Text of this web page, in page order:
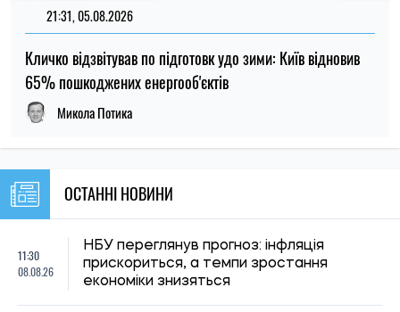
08.08.26
В Україні можуть посилити контроль за
дотриманням закону про мову: штрафи
сягатимуть 170 тисяч гривень
10:30
Російський дрон атакував поїзд «Суми —
10:00
08.08.26
У Євросоюзі пояснили, чому процес
вступу України затягується - FT
23:00
07.08.26
Чому комарі кусають одних людей, а
інших ігнорують